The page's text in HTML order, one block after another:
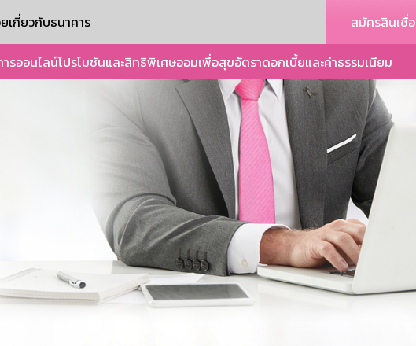
เกี่ยวกับธนาคาร สมัครสินเชื่อ
รออนไลน์โปรโมชันและสิทธิพิเศษออมเพื่อสุขอัตราดอกเบี้ยและค่าธรรมเนียม